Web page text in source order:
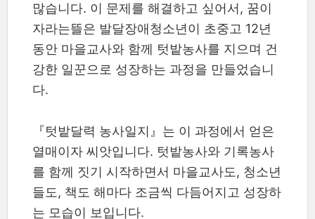
많습니다. 이 문제를 해결하고 싶어서, 꿈이
자라는뜰은 발달장애청소년이 초중고 12년
동안 마을교사와 함께 텃밭농사를 지으며 건
강한 일꾼으로 성장하는 과정을 만들었습니
다.
『텃밭달력 농사일지』는 이 과정에서 얻은
열매이자 씨앗입니다. 텃밭농사와 기록농사
를 함께 짓기 시작하면서 마을교사도, 청소년
들도, 책도 해마다 조금씩 다듬어지고 성장하
는 모습이 보입니다.